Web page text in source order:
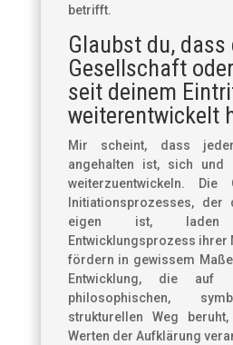
betrifft.
Glaubst du, dass
Gesellschaft
seit deinem
weiterentwickelt
Mir scheint, dass
angehalten ist, sich und
weiterzuentwickeln. Die
Initiationsprozesses, der
eigen ist,
Entwicklungsprozess ihrer
fördern in gewissem
Entwicklung, die auf
philosophischen,
strukturellen Weg
Werten der Aufklärung